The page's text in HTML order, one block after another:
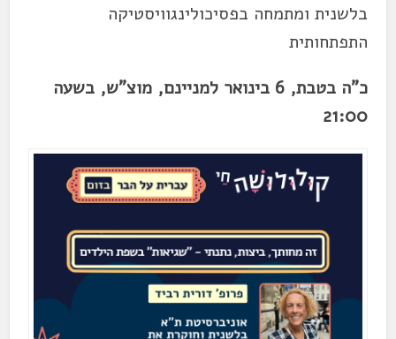
בלשנית ומתמחה בפסיכולינגוויסטיקה
התפתחותית
כ"ה בטבת, 6 בינואר למניינם, מוצ"ש, בשעה
21:00